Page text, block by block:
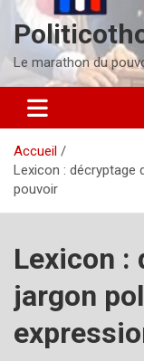
Le marathon du
Accueil
Lexicon : décryptage
pouvoir
Lexicon :
jargon